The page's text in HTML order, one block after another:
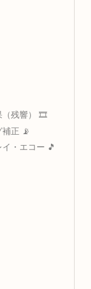
（残響） 🎞️
正 📡
・エコー 🎵